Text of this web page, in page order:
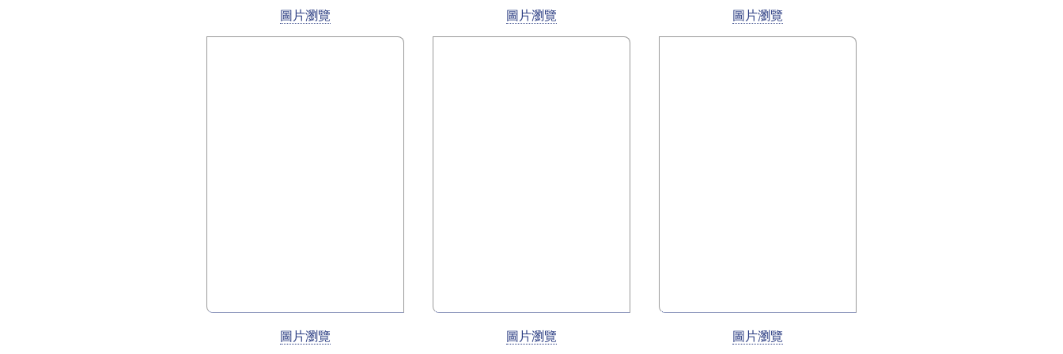
圖片瀏覽 圖片瀏覽 圖片瀏覽
圖片瀏覽 圖片瀏覽 圖片瀏覽